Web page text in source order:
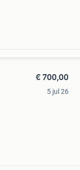
€ 700,00
5 jul 26